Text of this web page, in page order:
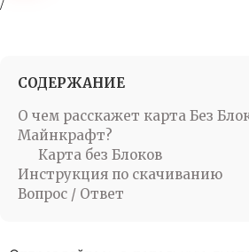
СОДЕРЖАНИЕ
О чем расскажет карта Без
Майнкрафт?
Карта без Блоков
Инструкция по скачиванию
Вопрос / Ответ